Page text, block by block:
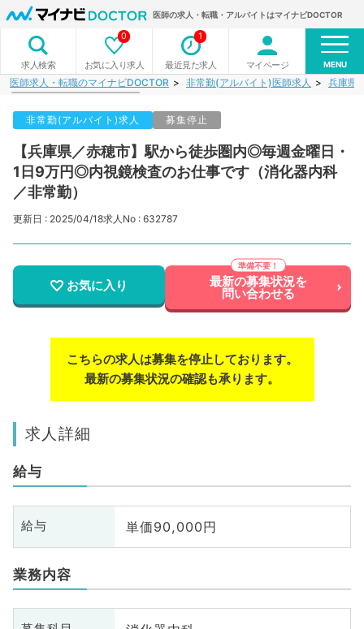
医師の求人・転職・アルバイトはマイナビDOCTOR
求人検索 お気に入り求人
0
最近見た求人
1
マイページ MENU
医師求人・転職のマイナビDOCTOR 非常勤(アルバイト)医師求人 兵庫県
非常勤(アルバイト)求人 募集停止
【兵庫県／赤穂市】駅から徒歩圏内◎毎週金曜日・
1日9万円◎内視鏡検査のお仕事です（消化器内科
／非常勤）
更新日 : 2025/04/18求人No : 632787
お気に入り 最新の募集状況を
問い合わせる
こちらの求人は募集を停止しております。
最新の募集状況の確認も承ります。
求人詳細
給与
給与 単価90,000円
業務内容